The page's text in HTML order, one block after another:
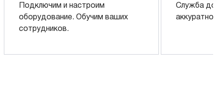
Подключим и настроим
оборудование. Обучим ваших
сотрудников.
Служба
аккуратно